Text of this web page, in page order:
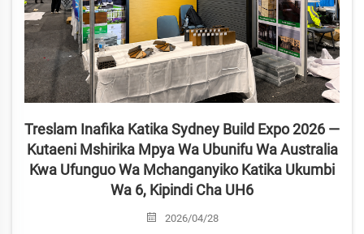
Treslam Inafika Katika Sydney Build Expo 2026 —
Kutaeni Mshirika Mpya Wa Ubunifu Wa Australia
Kwa Ufunguo Wa Mchanganyiko Katika Ukumbi
Wa 6, Kipindi Cha UH6
2026/04/28